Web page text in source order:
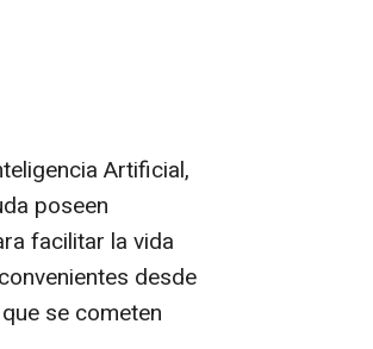
Artificial,
poseen
facilitar la vida
desde
se cometen